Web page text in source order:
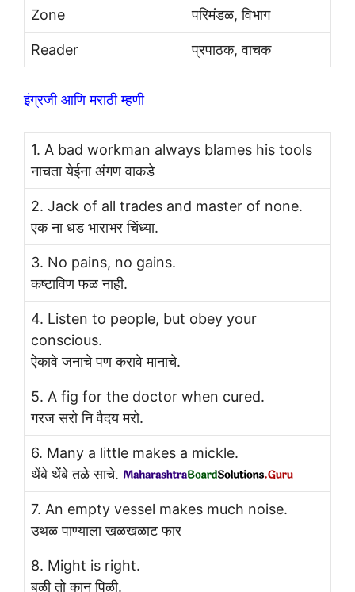
Zone परिमंडळ, विभाग
Reader प्रपाठक, वाचक
इंग्रजी आणि मराठी म्हणी
1. A bad workman always blames his tools
नाचता येईना अंगण वाकडे
2. Jack of all trades and master of none.
एक ना धड भाराभर चिंध्या.
3. No pains, no gains.
कष्टाविण फळ नाही.
4. Listen to people, but obey your
conscious.
ऐकावे जनाचे पण करावे मानाचे.
5. A fig for the doctor when cured.
गरज सरो नि वैदय मरो.
6. Many a little makes a mickle.
थेंबे थेंबे तळे साचे.
7. An empty vessel makes much noise.
उथळ पाण्याला खळखळाट फार
8. Might is right.
बळी तो कान पिळी.